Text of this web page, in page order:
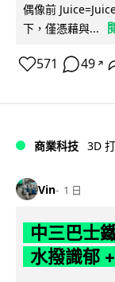
偶像前
下，僅憑藉與...
571 49 ↗
商業科技 3D
Vin 1 日
中三巴士
水撥識郁